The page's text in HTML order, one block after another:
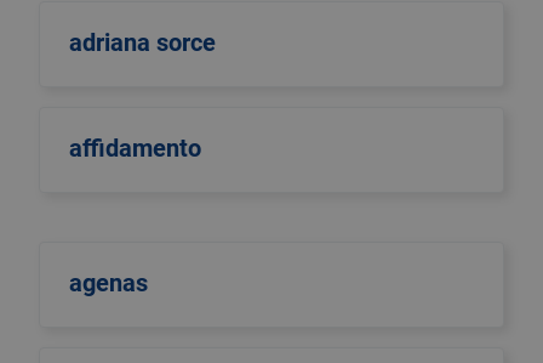
adriana sorce
affidamento
agenas